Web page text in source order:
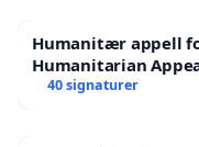
Humanitær appell
Humanitarian
Victims
40 signaturer